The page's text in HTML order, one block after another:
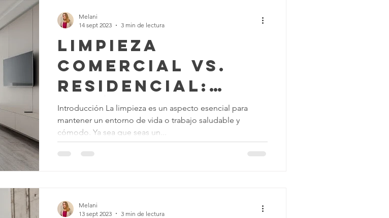
Limpieza
Comercial vs.
Residencial:
¿Cuál es la
adecuada para
ti? - Diferencias
Introducción La limpieza es un aspecto esencial para
mantener un entorno de vida o trabajo saludable y
cómodo. Ya sea que seas un...
Melani
14 sept 2023
3 min de lectura
Melani
13 sept 2023
3 min de lectura